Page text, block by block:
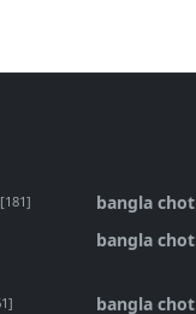
[181] bangla
bangla
bangla